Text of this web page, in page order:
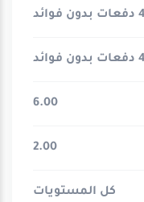
6.00
2.00
كل المستويات